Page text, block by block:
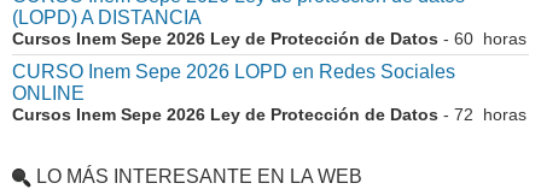
(LOPD) A DISTANCIA
Cursos Inem Sepe 2026 Ley de Protección de Datos - 60 horas
CURSO Inem Sepe 2026 LOPD en Redes Sociales
ONLINE
Cursos Inem Sepe 2026 Ley de Protección de Datos - 72 horas
LO MÁS INTERESANTE EN LA WEB